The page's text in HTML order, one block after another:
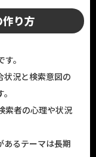
り方
。
状況と検索意図の
索者の心理や状況
あるテーマは長期